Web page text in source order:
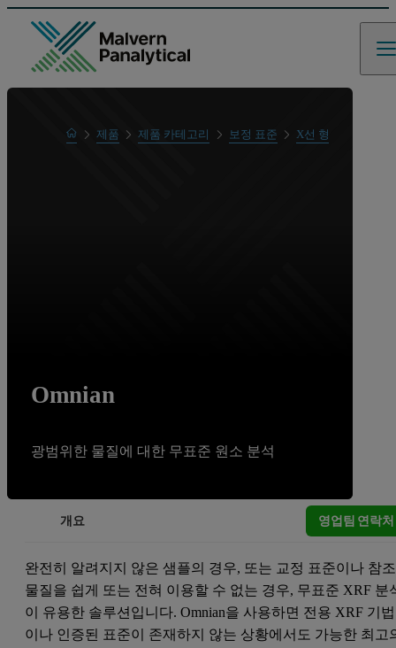
Home제품 제품 카테고리 보정 표준 X선 형광의 원소 분
Omnian
광범위한 물질에 대한 무표준 원소 분석
개요 영업팀 연락처
완전히 알려지지 않은 샘플의 경우, 또는 교정 표준이나 참조
물질을 쉽게 또는 전혀 이용할 수 없는 경우, 무표준 XRF 분
이 유용한 솔루션입니다. Omnian을 사용하면 전용 XRF 기법
이나 인증된 표준이 존재하지 않는 상황에서도 가능한 최고